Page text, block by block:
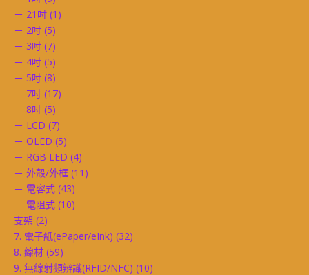
－ 21吋 (1)
－ 2吋 (5)
－ 3吋 (7)
－ 4吋 (5)
－ 5吋 (8)
－ 7吋 (17)
－ 8吋 (5)
－ LCD (7)
－ OLED (5)
－ RGB LED (4)
－ 外殼/外框 (11)
－ 電容式 (43)
－ 電阻式 (10)
支架 (2)
7. 電子紙(ePaper/eInk) (32)
8. 線材 (59)
9. 無線射頻辨識(RFID/NFC) (10)